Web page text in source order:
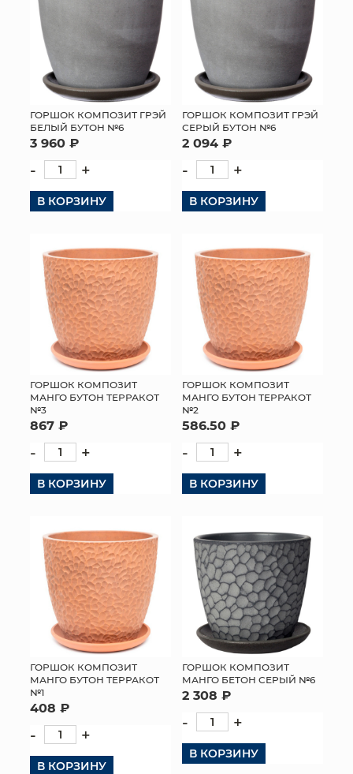
ГОРШОК КОМПОЗИТ ГРЭЙ
БЕЛЫЙ БУТОН №6
3 960 ₽
- +
В КОРЗИНУ
ГОРШОК КОМПОЗИТ ГРЭЙ
СЕРЫЙ БУТОН №6
2 094 ₽
- +
В КОРЗИНУ
ГОРШОК КОМПОЗИТ
МАНГО БУТОН ТЕРРАКОТ
№3
867 ₽
- +
В КОРЗИНУ
ГОРШОК КОМПОЗИТ
МАНГО БУТОН ТЕРРАКОТ
№2
586.50 ₽
- +
В КОРЗИНУ
ГОРШОК КОМПОЗИТ
МАНГО БУТОН ТЕРРАКОТ
№1
408 ₽
- +
В КОРЗИНУ
ГОРШОК КОМПОЗИТ
МАНГО БЕТОН СЕРЫЙ №6
2 308 ₽
- +
В КОРЗИНУ